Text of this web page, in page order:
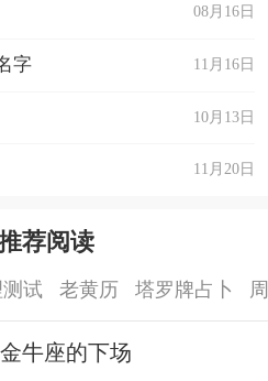
08月16日
11月16日
字
10月13日
11月20日
荐阅读
试 老黄历 塔罗牌占卜
牛座的下场